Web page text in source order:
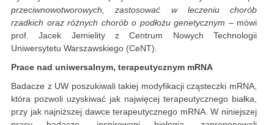
przeciwnowotworowych, zastosować w leczeniu chorób
rzadkich oraz różnych chorób o podłożu genetycznym – mówi
prof. Jacek Jemielity z Centrum Nowych Technologii
Uniwersytetu Warszawskiego (CeNT).
Prace nad uniwersalnym, terapeutycznym mRNA
Badacze z UW poszukiwali takiej modyfikacji cząsteczki mRNA,
która pozwoli uzyskiwać jak najwięcej terapeutycznego białka,
przy jak najniższej dawce terapeutycznego mRNA. W niniejszej